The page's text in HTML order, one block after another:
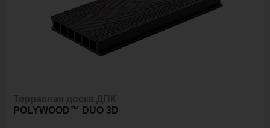
POLYWOOD™ DUO 3D